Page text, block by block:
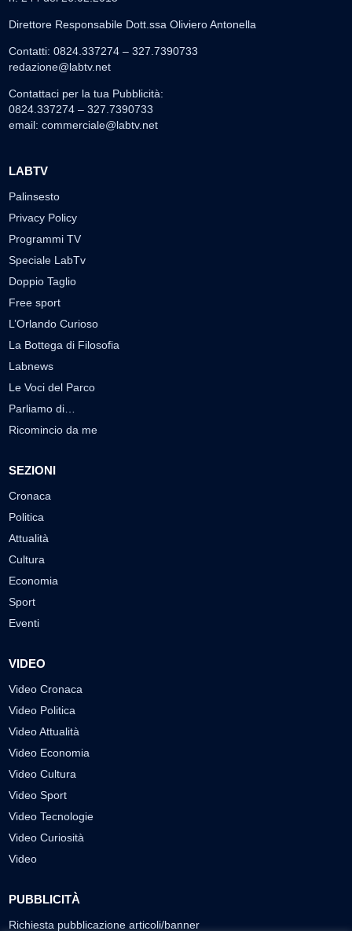
Direttore Responsabile Dott.ssa Oliviero Antonella
Contatti: 0824.337274 – 327.7390733
redazione@labtv.net
Contattaci per la tua Pubblicità:
0824.337274 – 327.7390733
email: commerciale@labtv.net
LABTV
Palinsesto
Privacy Policy
Programmi TV
Speciale LabTv
Doppio Taglio
Free sport
L’Orlando Curioso
La Bottega di Filosofia
Labnews
Le Voci del Parco
Parliamo di…
Ricomincio da me
SEZIONI
Cronaca
Politica
Attualità
Cultura
Economia
Sport
Eventi
VIDEO
Video Cronaca
Video Politica
Video Attualità
Video Economia
Video Cultura
Video Sport
Video Tecnologie
Video Curiosità
Video
PUBBLICITÀ
Richiesta pubblicazione articoli/banner